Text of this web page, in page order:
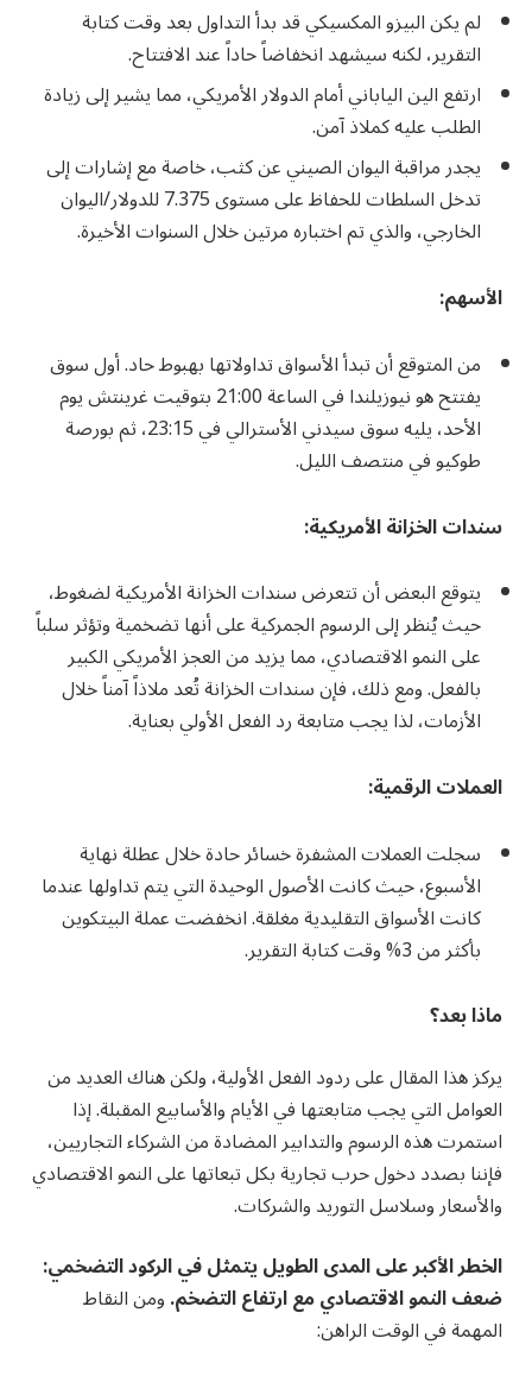
لم يكن البيزو المكسيكي قد بدأ التداول بعد وقت كتابة
التقرير، لكنه سيشهد انخفاضاً حاداً عند الافتتاح.
ارتفع الين الياباني أمام الدولار الأمريكي، مما يشير إلى زيادة
الطلب عليه كملاذ آمن.
يجدر مراقبة اليوان الصيني عن كثب، خاصة مع إشارات إلى
تدخل السلطات للحفاظ على مستوى 7.375 للدولار/اليوان
الخارجي، والذي تم اختباره مرتين خلال السنوات الأخيرة.
الأسهم:
من المتوقع أن تبدأ الأسواق تداولاتها بهبوط حاد. أول سوق
يفتتح هو نيوزيلندا في الساعة 21:00 بتوقيت غرينتش يوم
الأحد، يليه سوق سيدني الأسترالي في 23:15، ثم بورصة
طوكيو في منتصف الليل.
سندات الخزانة الأمريكية:
يتوقع البعض أن تتعرض سندات الخزانة الأمريكية لضغوط،
حيث يُنظر إلى الرسوم الجمركية على أنها تضخمية وتؤثر سلباً
على النمو الاقتصادي، مما يزيد من العجز الأمريكي الكبير
بالفعل. ومع ذلك، فإن سندات الخزانة تُعد ملاذاً آمناً خلال
الأزمات، لذا يجب متابعة رد الفعل الأولي بعناية.
العملات الرقمية:
سجلت العملات المشفرة خسائر حادة خلال عطلة نهاية
الأسبوع، حيث كانت الأصول الوحيدة التي يتم تداولها عندما
كانت الأسواق التقليدية مغلقة. انخفضت عملة البيتكوين
بأكثر من 3% وقت كتابة التقرير.
ماذا بعد؟
يركز هذا المقال على ردود الفعل الأولية، ولكن هناك العديد من
العوامل التي يجب متابعتها في الأيام والأسابيع المقبلة. إذا
استمرت هذه الرسوم والتدابير المضادة من الشركاء التجاريين،
فإننا بصدد دخول حرب تجارية بكل تبعاتها على النمو الاقتصادي
والأسعار وسلاسل التوريد والشركات.
الخطر الأكبر على المدى الطويل يتمثل في الركود التضخمي:
ضعف النمو الاقتصادي مع ارتفاع التضخم.ومن النقاط
المهمة في الوقت الراهن: